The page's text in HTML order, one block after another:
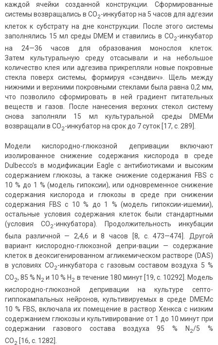
каждой ячейки созданной конструкции. Сформированные
системы возвращались в СО2-инкубатор на 5 часов для адгезии
клеток к субстрату на дне конструкции. После этого системы
заполнялись 15 мл среды DMEM и ставились в СО2-инкубатор
на 24—36 часов для образования монослоя клеток.
Затем культуральную среду отсасывали и на небольшое
количество клея или адгезива прикрепляли новые покровные
стекла поверх системы, формируя «сэндвич». Щель между
нижними и верхними покровными стеклами была равна 0,2 мм,
что позволило сформировать в ней градиент питательных
веществ и газов. После нанесения верхних стекол систему
снова заполняли 15 мл культуральной среды DMEMи
возвращали в СО2-инкубатор на срок до 7 суток [17, с. 289].
Модели кислородно-глюкозной депривации включают
изолированное снижение содержания кислорода в среде
Dulbecco’s в модификации Eagle с антибиотиками и высоким
содержанием глюкозы, а также снижение содержания FBS с
10 % до 1 % (модель гипоксии), или одновременное снижение
содержания кислорода и глюкозы в среде при снижении
содержания FBS с 10 % до 1 % (модель гипоксии-ишемии),
остальные условия содержания клеток были стандартными
(условия СО2-инкубатора). Продолжительность инкубации
была различной — 2,4,6 и 8 часов [8, с. 473—474]. Другой
вариант кислородно-глюкозной депри-вации — содержание
клеток в деоксигенированном агликемическом растворе (DAS)
в условиях СО2-инкубатора с газовым составом воздуха 5 %
CO2, 85 % N 2 и 10 % H 2 в течение 180 минут [19, с. 10292]. Модель
кислородно-глюкозной депривации на культуре септо-
гиппокампальных нейронов, культивируемых в среде DMEMс
10 % FBS, включала их помещение в раствор Хенкса с низким
содержанием глюкозы и культивирование от 1 до 10 минут при
содержании газового состава воздуха 95 % N 2/5 %
CO2 [16, с. 1282].